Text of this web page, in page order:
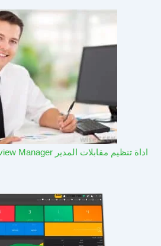
اداة تنظيم مقابلات المدير Interview Manager